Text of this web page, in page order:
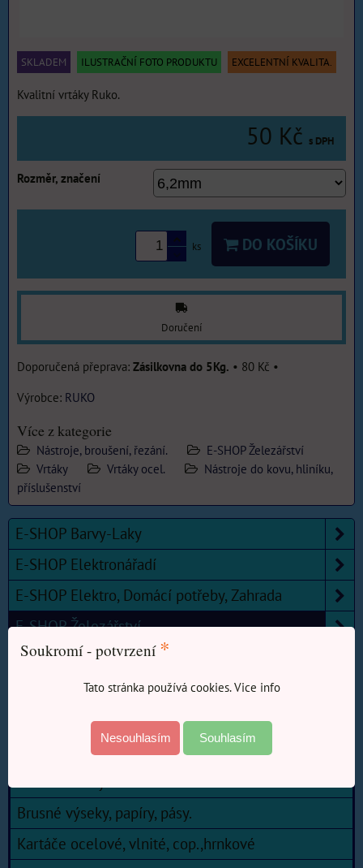
SKLADEM ILUSTRAČNÍ FOTO PRODUKTU EXCELENTNÍ KVALITA.
Kvalitní vrtáky Ruko.
50 Kč s DPH
Rozměr, značení
ks DO KOŠÍKU
Doručení
Zásilkovna do 5Kg. • 80 Kč •
Výrobce: RUKO
Více z kategorie
Nástroje, broušení, řezání.
E-SHOP Železářství
Vrtáky
Vrtáky ocel.
Nástroje do kovu, hliníku,
příslušenství
E-SHOP Barvy-Laky
E-SHOP Elektronářadí
E-SHOP Elektro, Domácí potřeby, Zahrada
E-SHOP Železářství
Kouřovody a příslušenství kamen
Měřidla, pásma, metry.
Nástroje, broušení, řezání.
Brusné výseky, papíry, pásy.
Kartáče ocelové, vlnité, cop.,hrnkové
Soukromí - potvrzení *
Tato stránka používá cookies. Vice info
Nesouhlasím Souhlasím